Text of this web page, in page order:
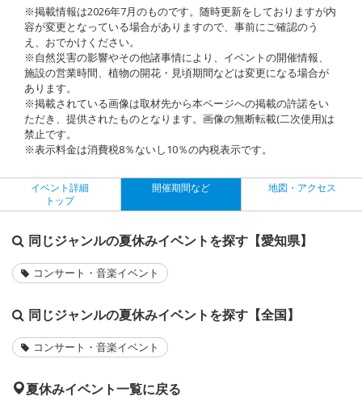
※掲載情報は2026年7月のものです。随時更新をしておりますが内
容が変更となっている場合がありますので、事前にご確認のう
え、おでかけください。
※自然災害の影響やその他諸事情により、イベントの開催情報、
施設の営業時間、植物の開花・見頃期間などは変更になる場合が
あります。
※掲載されている画像は取材先から本ページへの掲載の許諾をい
ただき、提供されたものとなります。画像の無断転載(二次使用)は
禁止です。
※表示料金は消費税8％ないし10％の内税表示です。
イベント詳細
トップ
開催期間など 地図・アクセス
同じジャンルの夏休みイベントを探す【愛知県】
コンサート・音楽イベント
同じジャンルの夏休みイベントを探す【全国】
コンサート・音楽イベント
夏休みイベント一覧に戻る